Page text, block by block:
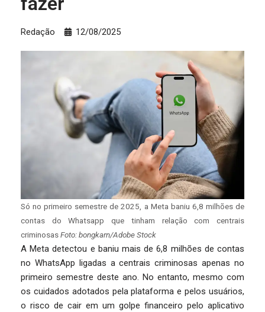
Redação 12/08/2025
Só no primeiro semestre de 2025, a Meta baniu 6,8 milhões de
contas do Whatsapp que tinham relação com centrais
criminosasFoto: bongkarn/Adobe Stock
A Meta detectou e baniu mais de 6,8 milhões de contas
no WhatsApp ligadas a centrais criminosas apenas no
primeiro semestre deste ano. No entanto, mesmo com
os cuidados adotados pela plataforma e pelos usuários,
o risco de cair em um golpe financeiro pelo aplicativo